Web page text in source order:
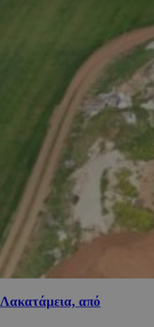
Λακατάμεια, από